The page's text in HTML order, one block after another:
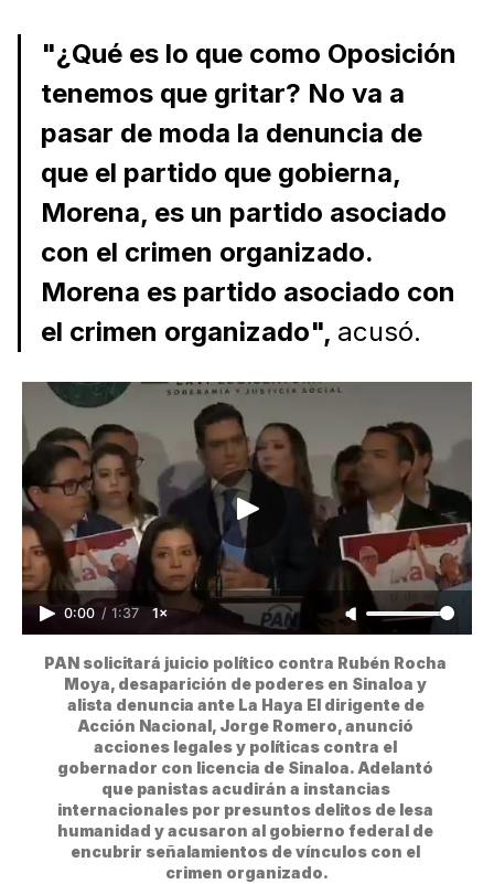
"¿Qué es lo que como Oposición
tenemos que gritar? No va a
pasar de moda la denuncia de
que el partido que gobierna,
Morena, es un partido asociado
con el crimen organizado.
Morena es partido asociado con
el crimen organizado", acusó.
0:00 / 1:37 1×
PAN solicitará juicio político contra Rubén Rocha
Moya, desaparición de poderes en Sinaloa y
alista denuncia ante La Haya El dirigente de
Acción Nacional, Jorge Romero, anunció
acciones legales y políticas contra el
gobernador con licencia de Sinaloa. Adelantó
que panistas acudirán a instancias
internacionales por presuntos delitos de lesa
humanidad y acusaron al gobierno federal de
encubrir señalamientos de vínculos con el
crimen organizado.